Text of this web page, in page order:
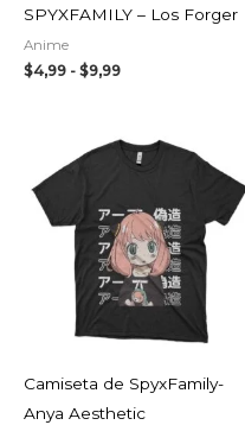
SPYXFAMILY – Los Forger
Anime
$4,99 - $9,99
Camiseta de SpyxFamily-
Anya Aesthetic